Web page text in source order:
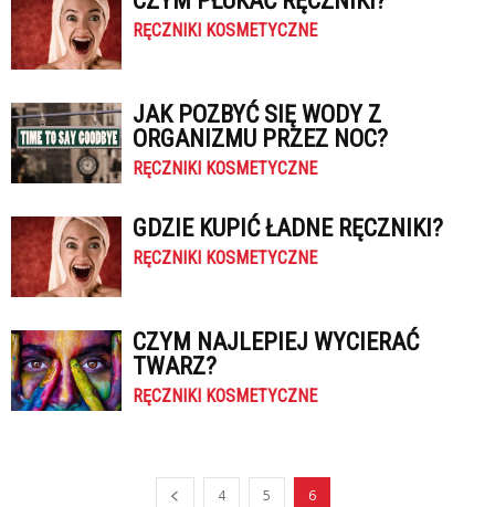
RĘCZNIKI KOSMETYCZNE
JAK POZBYĆ SIĘ WODY Z
ORGANIZMU PRZEZ NOC?
RĘCZNIKI KOSMETYCZNE
GDZIE KUPIĆ ŁADNE RĘCZNIKI?
RĘCZNIKI KOSMETYCZNE
CZYM NAJLEPIEJ WYCIERAĆ
TWARZ?
RĘCZNIKI KOSMETYCZNE
4 5 6